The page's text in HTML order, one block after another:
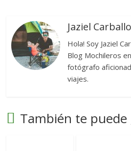
Jaziel Carballo
Hola! Soy Jaziel
Blog Mochileros
fotógrafo
viajes.
También te